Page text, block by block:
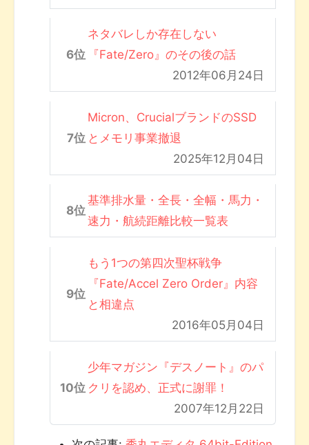
ネタバレしか存在しない
『Fate/Zero』のその後の話
2012年06月24日
Micron、CrucialブランドのSSD
とメモリ事業撤退
2025年12月04日
基準排水量・全長・全幅・馬力・
速力・航続距離比較一覧表
もう1つの第四次聖杯戦争
『Fate/Accel Zero Order』内容
と相違点
2016年05月04日
少年マガジン『デスノート』のパ
クリを認め、正式に謝罪！
2007年12月22日